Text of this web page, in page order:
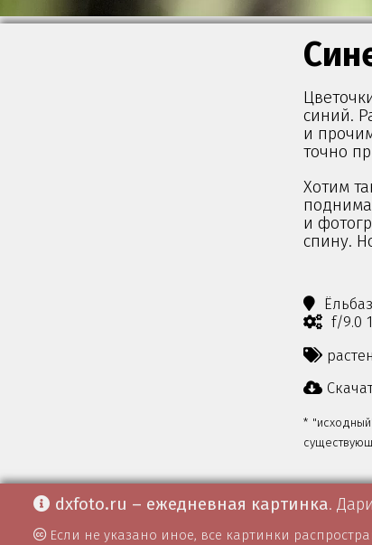
синий.
и
точно
Хотим
и
спину.
f/9.0
*
dxfoto.ru – ежедневная картинка.
Если не указано иное, все картинки